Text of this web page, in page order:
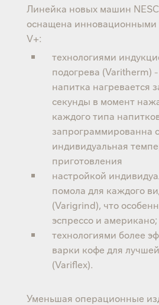
Линейка новых машин
оснащена инновационными
V+:
технологиями
подогрева (Varitherm)
напитка нагревается
секунды в момент
каждого типа
запрограммированна
индивидуальная
приготовления
настройкой
помола для каждого
(Varigrind), что
эспрессо и американо;
технологиями более
варки кофе для
(Variflex).
Уменьшая операционные